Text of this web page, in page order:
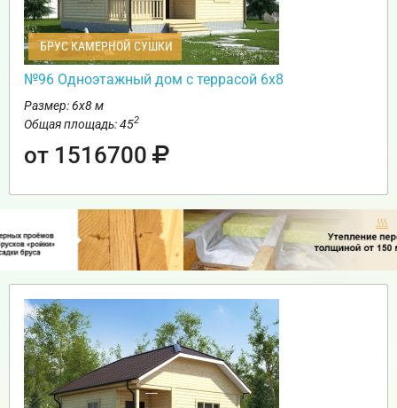
БРУС КАМЕРНОЙ СУШКИ
№96 Одноэтажный дом с террасой 6х8
Размер: 6х8 м
Общая площадь: 452
от 1516700